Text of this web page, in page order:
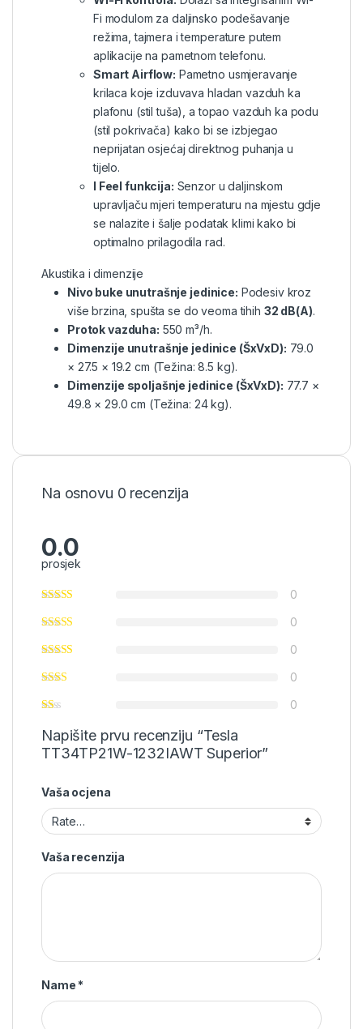
Fi modulom za daljinsko podešavanje
režima, tajmera i temperature putem
aplikacije na pametnom telefonu.
Smart Airflow: Pametno usmjeravanje
krilaca koje izduvava hladan vazduh ka
plafonu (stil tuša), a topao vazduh ka podu
(stil pokrivača) kako bi se izbjegao
neprijatan osjećaj direktnog puhanja u
tijelo.
I Feel funkcija: Senzor u daljinskom
upravljaču mjeri temperaturu na mjestu gdje
se nalazite i šalje podatak klimi kako bi
optimalno prilagodila rad.
Akustika i dimenzije
Nivo buke unutrašnje jedinice: Podesiv kroz
više brzina, spušta se do veoma tihih 32 dB(A).
Protok vazduha: 550 m³/h.
Dimenzije unutrašnje jedinice (ŠxVxD): 79.0
× 27.5 × 19.2 cm (Težina: 8.5 kg).
Dimenzije spoljašnje jedinice (ŠxVxD): 77.7 ×
49.8 × 29.0 cm (Težina: 24 kg).
Na osnovu 0 recenzija
0.0
prosjek
0
0
0
0
0
Napišite prvu recenziju “Tesla
TT34TP21W-1232IAWT Superior”
Vaša ocjena
Vaša recenzija
Name *